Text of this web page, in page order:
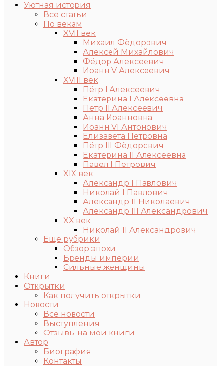
Уютная история
Все статьи
По векам
XVII век
Михаил Фёдорович
Алексей Михайлович
Фёдор Алексеевич
Иоанн V Алексеевич
XVIII век
Пётр I Алексеевич
Екатерина I Алексеевна
Пётр II Алексеевич
Анна Иоанновна
Иоанн VI Антонович
Елизавета Петровна
Пётр III Фёдорович
Екатерина II Алексеевна
Павел I Петрович
XIX век
Александр I Павлович
Николай I Павлович
Александр II Николаевич
Александр III Александрович
XX век
Николай II Александрович
Еще рубрики
Обзор эпохи
Бренды империи
Сильные женщины
Книги
Открытки
Как получить открытки
Новости
Все новости
Выступления
Отзывы на мои книги
Автор
Биография
Контакты